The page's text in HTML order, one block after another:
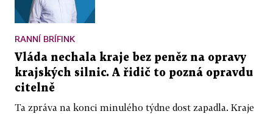
RANNÍ BRÍFINK
Vláda nechala kraje bez peněz na opravy
krajských silnic. A řidič to pozná opravdu
citelně
Ta zpráva na konci minulého týdne dost zapadla. Kraje